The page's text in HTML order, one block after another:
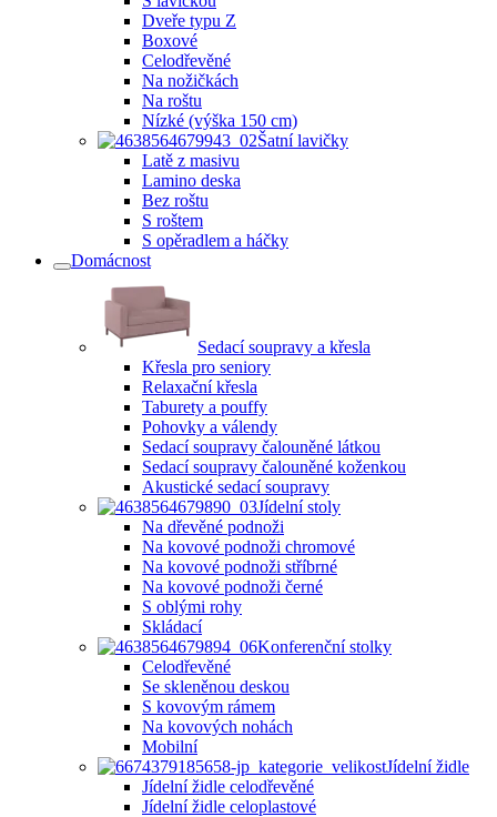
Dveře typu Z
Boxové
Celodřevěné
Na nožičkách
Na roštu
Nízké (výška 150 cm)
Šatní lavičky
Latě z masivu
Lamino deska
Bez roštu
S roštem
S opěradlem a háčky
Domácnost
Sedací soupravy a křesla
Křesla pro seniory
Relaxační křesla
Taburety a pouffy
Pohovky a válendy
Sedací soupravy čalouněné látkou
Sedací soupravy čalouněné koženkou
Akustické sedací soupravy
Jídelní stoly
Na dřevěné podnoži
Na kovové podnoži chromové
Na kovové podnoži stříbrné
Na kovové podnoži černé
S oblými rohy
Skládací
Konferenční stolky
Celodřevěné
Se skleněnou deskou
S kovovým rámem
Na kovových nohách
Mobilní
Jídelní židle
Jídelní židle celodřevěné
Jídelní židle celoplastové